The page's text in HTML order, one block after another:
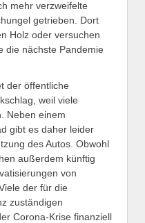
mehr verzweifelte
getrieben. Dort
Holz oder versuchen
die nächste Pandemie
der öffentliche
weil viele
Neben einem
gibt es daher leider
des Autos. Obwohl
außerdem künftig
von
der für die
zuständigen
Corona-Krise finanziell